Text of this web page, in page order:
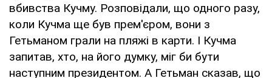
вбивства Кучму. Розповідали, що одного разу,
коли Кучма ще був прем'єром, вони з
Гетьманом грали на пляжі в карти. І Кучма
запитав, хто, на його думку, міг би бути
наступним президентом. А Гетьман сказав, що